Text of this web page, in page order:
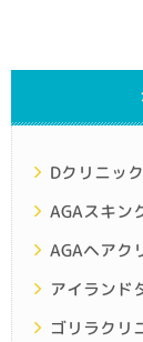
Dクリニッ
AGAスキン
AGAヘアク
アイランド
ゴリラクリ